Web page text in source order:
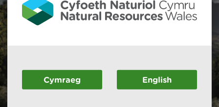
Cymraeg English